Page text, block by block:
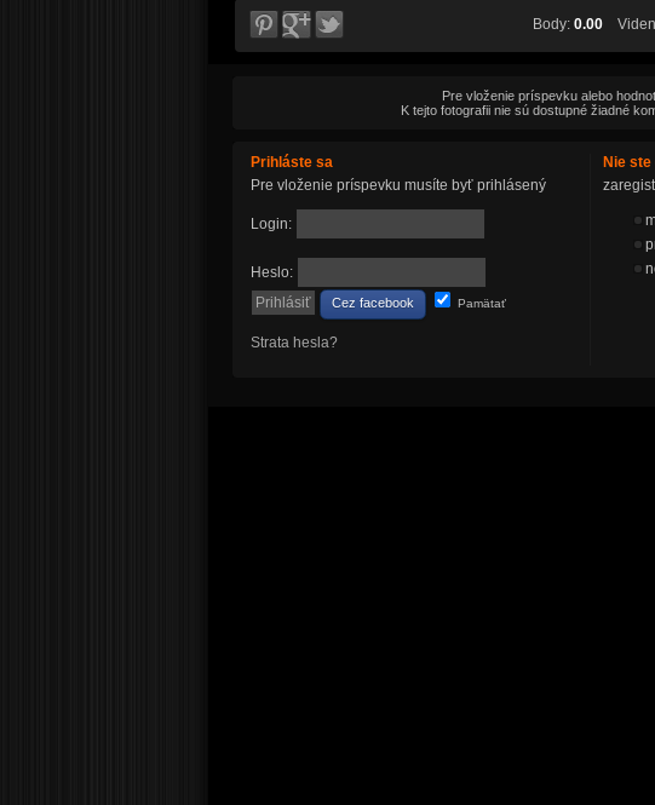
Body: 0.00
Pre vloženie príspevku alebo
K tejto fotografii nie sú dostupné žiadné
Prihláste sa
Pre vloženie príspevku musíte byť prihlásený
Login:
Heslo:
Cez facebook Pamätať
Strata hesla?
Nie